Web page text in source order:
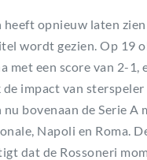
opnieuw laten
wordt gezien. Op 19
met een score van 2-
de impact van
bovenaan de Serie
Napoli en Roma.
dat de Rossoneri